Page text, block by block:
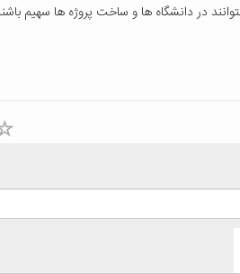
در دانشگاه ها و ساخت پروژه ها سهیم